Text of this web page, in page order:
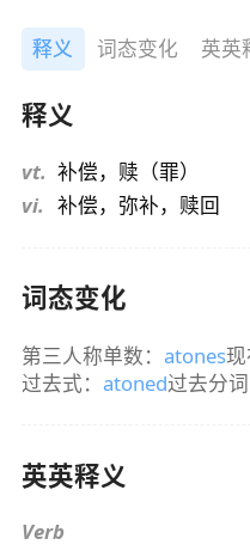
释义 词态变化 英英
释义
vt. 补偿，赎（罪）
vi. 补偿，弥补，赎回
词态变化
第三人称单数： atones现
过去式： atoned过去分词
英英释义
Verb